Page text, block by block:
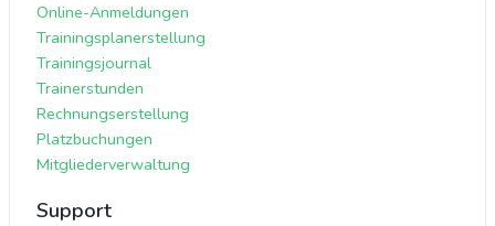
Online-Anmeldungen
Trainingsplanerstellung
Trainingsjournal
Trainerstunden
Rechnungserstellung
Platzbuchungen
Mitgliederverwaltung
Support